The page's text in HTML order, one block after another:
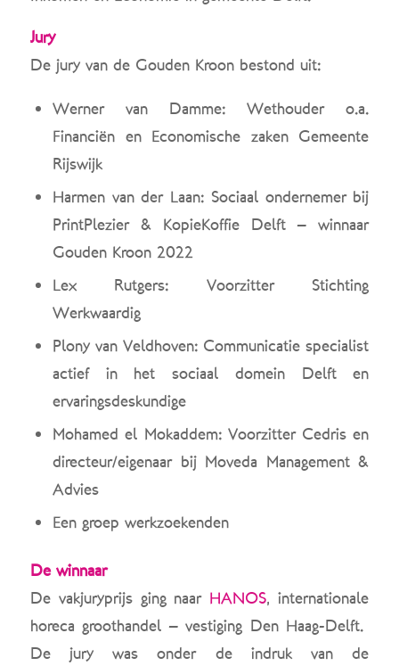
Jury
De jury van de Gouden Kroon bestond uit:
Werner van Damme: Wethouder o.a.
Financiën en Economische zaken Gemeente
Rijswijk
Harmen van der Laan: Sociaal ondernemer bij
PrintPlezier & KopieKoffie Delft – winnaar
Gouden Kroon 2022
Lex Rutgers: Voorzitter Stichting
Werkwaardig
Plony van Veldhoven: Communicatie specialist
actief in het sociaal domein Delft en
ervaringsdeskundige
Mohamed el Mokaddem: Voorzitter Cedris en
directeur/eigenaar bij Moveda Management &
Advies
Een groep werkzoekenden
De winnaar
De vakjuryprijs ging naar HANOS, internationale
horeca groothandel – vestiging Den Haag-Delft.
De jury was onder de indruk van de